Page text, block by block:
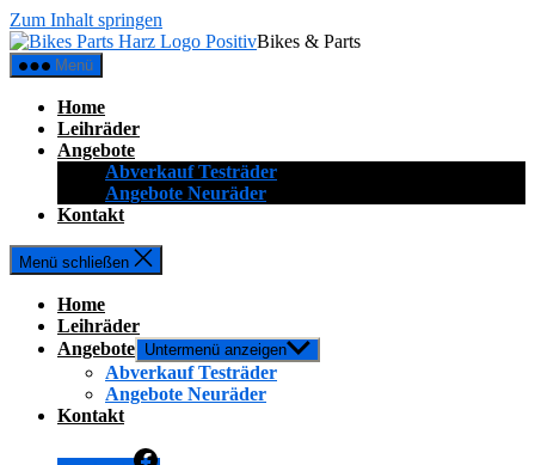
Zum Inhalt springen
Bikes & Parts
Menü
Home
Leihräder
Angebote
Abverkauf Testräder
Angebote Neuräder
Kontakt
Menü schließen
Home
Leihräder
Angebote Untermenü anzeigen
Abverkauf Testräder
Angebote Neuräder
Kontakt